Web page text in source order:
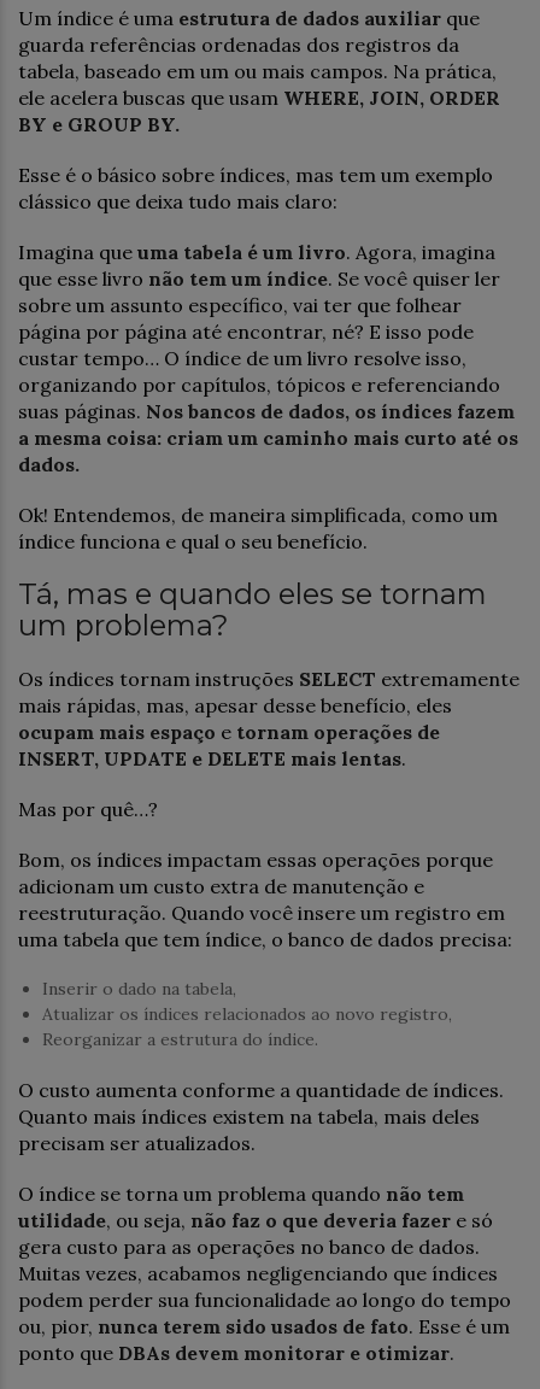
Um índice é uma estrutura de dados auxiliar que
guarda referências ordenadas dos registros da
tabela, baseado em um ou mais campos. Na prática,
ele acelera buscas que usam WHERE, JOIN, ORDER
BY e GROUP BY.
Esse é o básico sobre índices, mas tem um exemplo
clássico que deixa tudo mais claro:
Imagina que uma tabela é um livro. Agora, imagina
que esse livro não tem um índice. Se você quiser ler
sobre um assunto específico, vai ter que folhear
página por página até encontrar, né? E isso pode
custar tempo… O índice de um livro resolve isso,
organizando por capítulos, tópicos e referenciando
suas páginas. Nos bancos de dados, os índices fazem
a mesma coisa: criam um caminho mais curto até os
dados.
Ok! Entendemos, de maneira simplificada, como um
índice funciona e qual o seu benefício.
Tá, mas e quando eles se tornam
um problema?
Os índices tornam instruções SELECT extremamente
mais rápidas, mas, apesar desse benefício, eles
ocupam mais espaço e tornam operações de
INSERT, UPDATE e DELETE mais lentas.
Mas por quê…?
Bom, os índices impactam essas operações porque
adicionam um custo extra de manutenção e
reestruturação. Quando você insere um registro em
uma tabela que tem índice, o banco de dados precisa:
Inserir o dado na tabela,
Atualizar os índices relacionados ao novo registro,
Reorganizar a estrutura do índice.
O custo aumenta conforme a quantidade de índices.
Quanto mais índices existem na tabela, mais deles
precisam ser atualizados.
O índice se torna um problema quando não tem
utilidade, ou seja, não faz o que deveria fazer e só
gera custo para as operações no banco de dados.
Muitas vezes, acabamos negligenciando que índices
podem perder sua funcionalidade ao longo do tempo
ou, pior, nunca terem sido usados de fato. Esse é um
ponto que DBAs devem monitorar e otimizar.